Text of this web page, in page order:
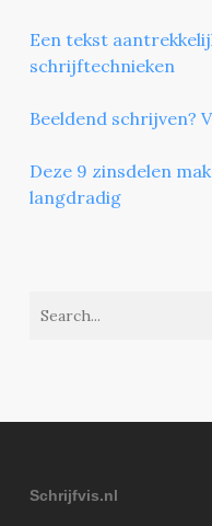
Een tekst
schrijftechnieken
Beeldend schrijven?
Deze 9 zinsdelen
langdradig
Schrijfvis.nl